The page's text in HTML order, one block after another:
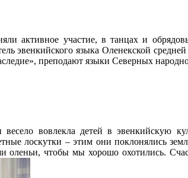
активное участие, в танцах и
эвенкийского языка Оленекской
преподают языки Северных
вовлекла детей в эвенкийскую
лоскутки – этим они поклонялись
оленьи, чтобы мы хорошо охотились.